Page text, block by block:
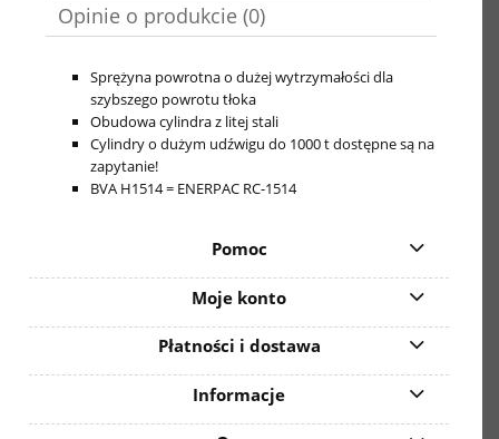
Opinie o produkcie (0)
Sprężyna powrotna o dużej wytrzymałości dla
szybszego powrotu tłoka
Obudowa cylindra z litej stali
Cylindry o dużym udźwigu do 1000 t dostępne są na
zapytanie!
BVA H1514 = ENERPAC RC-1514
Pomoc
Moje konto
Płatności i dostawa
Informacje